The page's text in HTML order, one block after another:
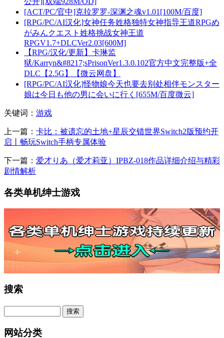
[ACT/PC/官中]克拉罗罗-深渊之魂v1.01[100M/百度]
[RPG/PC/AI汉化]女神任务姓格独特女神指导王道RPGめ
がみんクエスト姓格挑战女神王道
RPGV1.7+DLCVer2.03[600M]
【RPG/汉化/更新】卡琳监
狱/Karryn&#8217;sPrisonVer1.3.0.102官方中文完整版+全
DLC【2.5G】【微云网盘】
[RPG/PC/AI汉化]怪物娘今天也要去别处相伴モンスター
娘は今日も他の男に会いに行く[655M/百度微云]
关键词： 游戏
上一篇： 卡比：被遗忘的土地+星辰交错世界Switch2版预约开
启丨畅玩Switch手柄专属体验
下一篇： 爱才りあ（爱才莉亚）IPBZ-018作品详细介绍与精彩
剧情解析
各类单机绅士游戏
搜索
网站分类